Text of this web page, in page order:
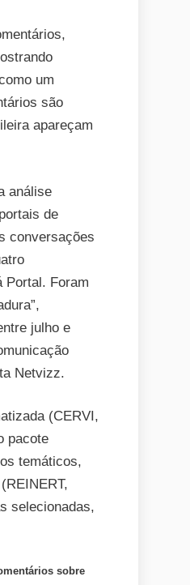
um
são
apareçam
análise
de
conversações
Portal. Foram
julho e
Netvizz.
(CERVI,
pacote
temáticos,
selecionadas,
sobre